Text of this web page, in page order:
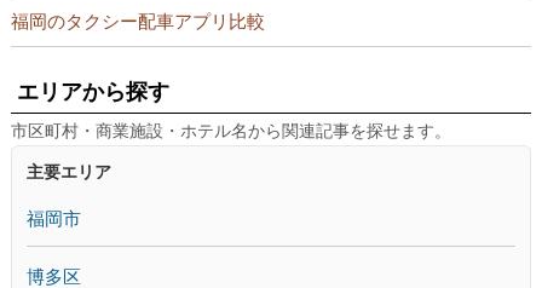
福岡のタクシー配車アプリ比較
エリアから探す
市区町村・商業施設・ホテル名から関連記事を探せます。
主要エリア
福岡市
博多区